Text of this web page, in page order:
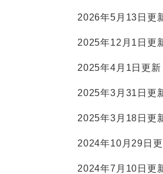
2026年5月13日更
2025年12月1日更
2025年4月1日更新
2025年3月31日更
2025年3月18日更
2024年10月29日
2024年7月10日更